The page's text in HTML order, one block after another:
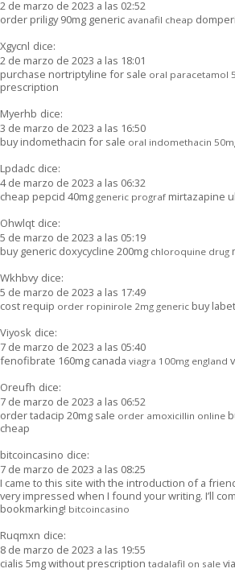
2 de marzo de 2023 a las 02:52
order priligy 90mg generic avanafil cheap
Xgycnl dice:
2 de marzo de 2023 a las 18:01
purchase nortriptyline for sale oral paracetamol
prescription
Myerhb dice:
3 de marzo de 2023 a las 16:50
buy indomethacin for sale oral indomethacin
Lpdadc dice:
4 de marzo de 2023 a las 06:32
cheap pepcid 40mg generic prograf mirtazapine
Ohwlqt dice:
5 de marzo de 2023 a las 05:19
buy generic doxycycline 200mg chloroquine drug
Wkhbvy dice:
5 de marzo de 2023 a las 17:49
cost requip order ropinirole 2mg generic buy
Viyosk dice:
7 de marzo de 2023 a las 05:40
fenofibrate 160mg canada viagra 100mg england
Oreufh dice:
7 de marzo de 2023 a las 06:52
order tadacip 20mg sale order amoxicillin online
cheap
bitcoincasino dice:
7 de marzo de 2023 a las 08:25
I came to this site with the introduction of a
very impressed when I found your writing. I’ll
bookmarking! bitcoincasino
Ruqmxn dice:
8 de marzo de 2023 a las 19:55
cialis 5mg without prescription tadalafil on sale